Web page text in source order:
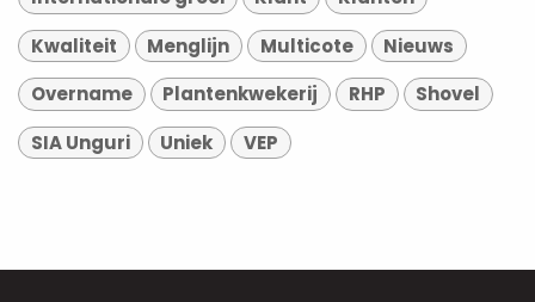
Kwaliteit
Menglijn Multicote
Nieuws
Overname
Plantenkwekerij RHP
Shovel
SIA Unguri
Uniek VEP